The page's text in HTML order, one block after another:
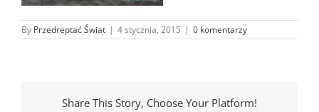
By Przedreptać Świat | 4 stycznia, 2015 | 0 komentarzy
Share This Story, Choose Your Platform!